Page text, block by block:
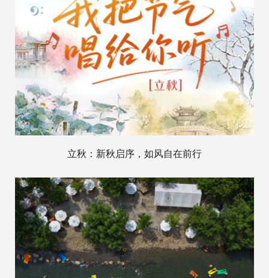
立秋：新秋启序，如风自在前行